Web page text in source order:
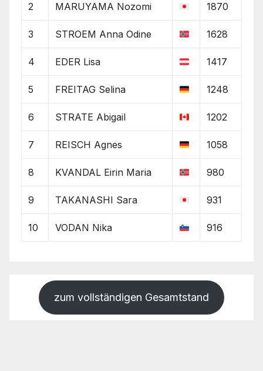
2 MARUYAMA Nozomi 1870
3 STROEM Anna Odine 1628
4 EDER Lisa 1417
5 FREITAG Selina 1248
6 STRATE Abigail 1202
7 REISCH Agnes 1058
8 KVANDAL Eirin Maria 980
9 TAKANASHI Sara 931
10 VODAN Nika 916
zum vollständigen Gesamtstand